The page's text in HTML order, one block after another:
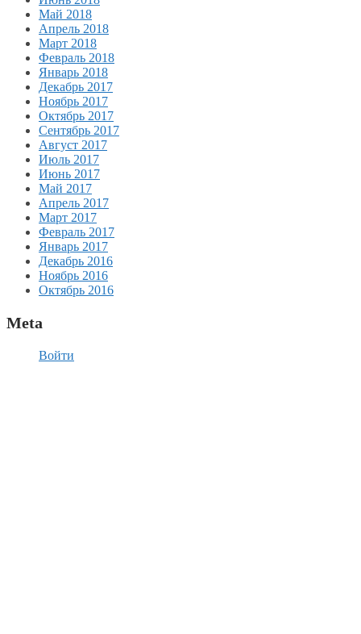
Май 2018
Апрель 2018
Март 2018
Февраль 2018
Январь 2018
Декабрь 2017
Ноябрь 2017
Октябрь 2017
Сентябрь 2017
Август 2017
Июль 2017
Июнь 2017
Май 2017
Апрель 2017
Март 2017
Февраль 2017
Январь 2017
Декабрь 2016
Ноябрь 2016
Октябрь 2016
Meta
Войти